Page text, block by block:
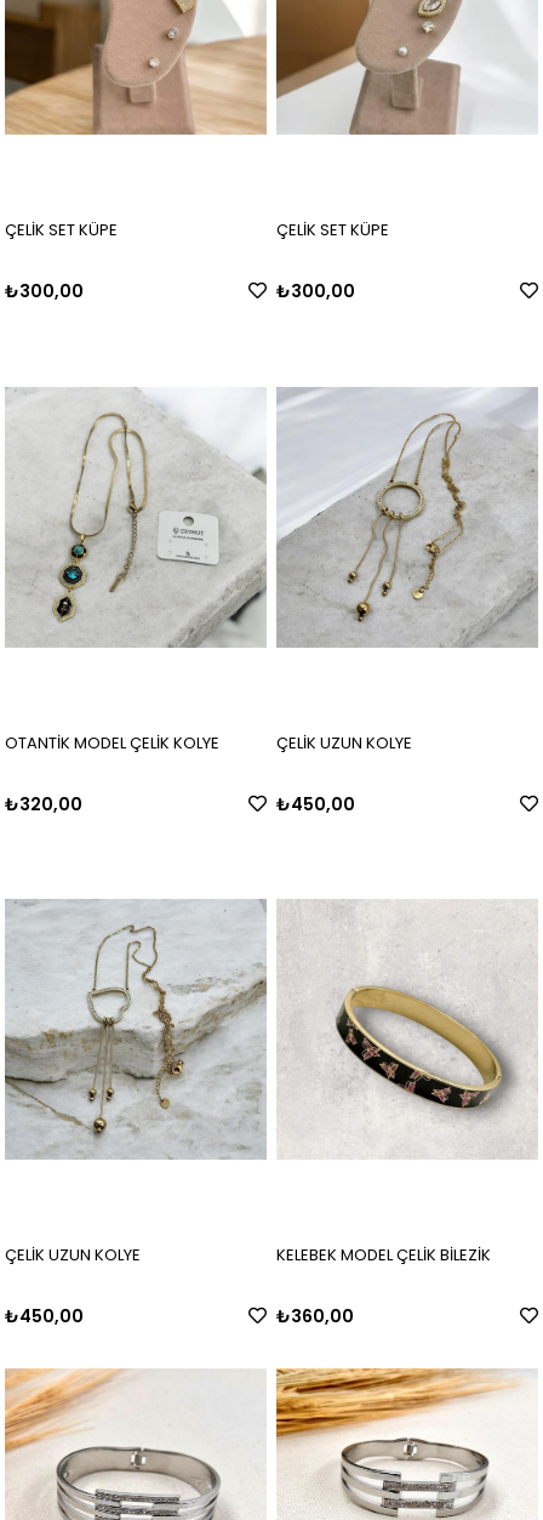
ÇELİK SET KÜPE
₺300,00
ÇELİK SET KÜPE
₺300,00
OTANTİK MODEL ÇELİK KOLYE
₺320,00
ÇELİK UZUN KOLYE
₺450,00
ÇELİK UZUN KOLYE
₺450,00
KELEBEK MODEL ÇELİK BİLEZİK
₺360,00